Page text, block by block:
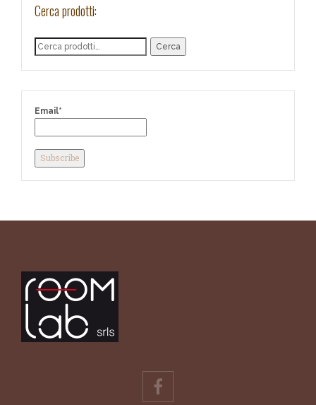
Cerca prodotti:
Cerca
Email*